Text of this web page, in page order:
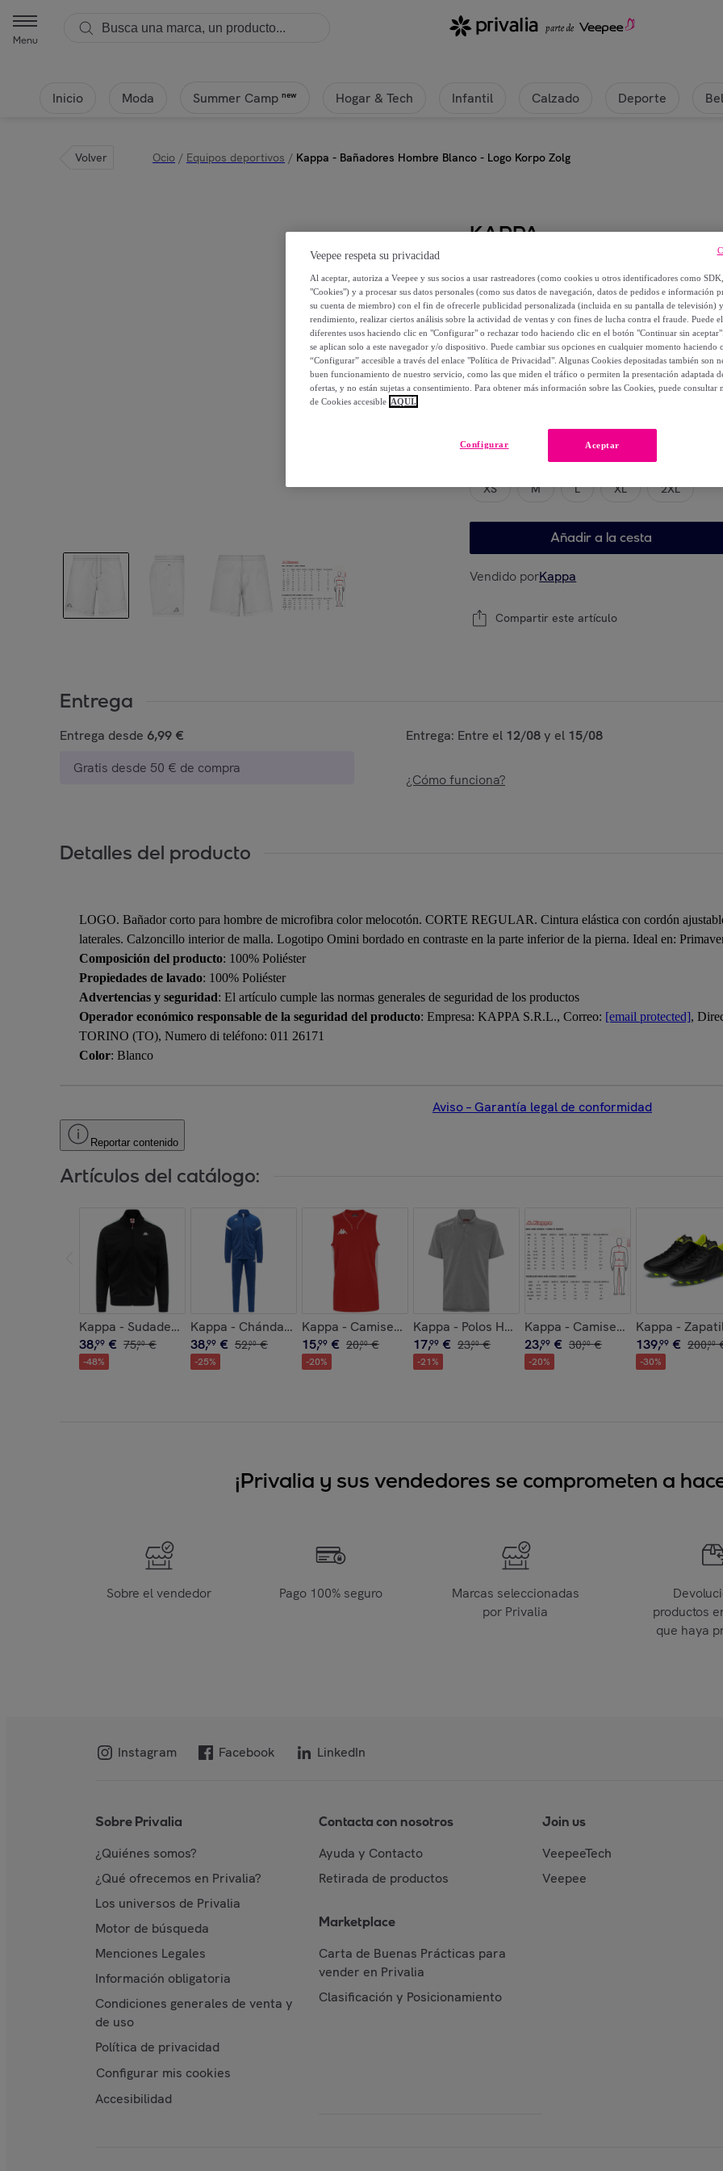
Menu
Inicio Moda Summer Camp new Hogar & Tech Infantil Calzado Deporte
Volver Ocio / Equipos deportivos / Kappa - Bañadores Hombre Blanco - Logo Korpo Zolg
KAPPA
Kappa - Bañadores Hombre
19,99 €
25,00 €
%
Elige tu modelo
XS M L XL 2XL
Añadir a la cesta
Vendido porKappa
Compartir este artículo
Entrega
Entrega desde 6,99 €
Gratis desde 50 € de compra
Entrega: Entre el 12/08y el 15/08
¿Cómo funciona?
Detalles del producto
LOGO. Bañador corto para hombre de microfibra color melocotón. CORTE REGULAR. Cintura elástica con cordón
laterales. Calzoncillo interior de malla. Logotipo Omini bordado en contraste en la parte inferior de la pierna. Ideal en:
Composición del producto: 100% Poliéster
Propiedades de lavado: 100% Poliéster
Advertencias y seguridad: El artículo cumple las normas generales de seguridad de los productos
Operador económico responsable de la seguridad del producto: Empresa: KAPPA S.R.L., Correo: [email protected],
TORINO (TO), Numero di teléfono: 011 26171
Color: Blanco
Aviso – Garantía legal de conformidad
Reportar contenido
Artículos del catálogo:
Kappa - Sudaderas Hombre Negro - 222 BANDA ANNISTONI SLIM
38,99 € 75,00 €
-48%
Kappa - Chándales deportivos Niño Azul - Kappa4Football Dalcito
38,99 € 52,00 €
-25%
Kappa - Camisetas de juego Hombre Rojo - Kappa4Basket Cairo
15,99 € 20,00 €
-20%
Kappa - Polos Hombre Gris - Kappa4Training Polo
17,99 € 23,00 €
-21%
Kappa - Camisetas de juego
23,99 € 30,00 €
-20%
Kappa -
139,99 € 200,00
-30%
¡Privalia y sus vendedores se comprometen a
Sobre el vendedor Pago 100% seguro
Marcas seleccionadas
por Privalia
productos
que haya
Instagram Facebook LinkedIn
Sobre Privalia
¿Quiénes somos?
¿Qué ofrecemos en Privalia?
Los universos de Privalia
Motor de búsqueda
Menciones Legales
Información obligatoria
Condiciones generales de venta y
de uso
Política de privacidad
Configurar mis cookies
Accesibilidad
Contacta con nosotros
Ayuda y Contacto
Retirada de productos
Marketplace
Carta de Buenas Prácticas para
vender en Privalia
Clasificación y Posicionamiento
Join us
VeepeeTech
Veepee
Veepee respeta su privacidad
Al aceptar, autoriza a Veepee y sus socios a usar rastreadores (como cookies u otros identificadores como
"Cookies") y a procesar sus datos personales (como sus datos de navegación, datos de pedidos e información
su cuenta de miembro) con el fin de ofrecerle publicidad personalizada (incluida en su pantalla de televisión)
rendimiento, realizar ciertos análisis sobre la actividad de ventas y con fines de lucha contra el fraude. Puede
diferentes usos haciendo clic en "Configurar" o rechazar todo haciendo clic en el botón "Continuar sin
se aplican solo a este navegador y/o dispositivo. Puede cambiar sus opciones en cualquier momento haciendo
“Configurar” accesible a través del enlace "Política de Privacidad". Algunas Cookies depositadas también son
buen funcionamiento de nuestro servicio, como las que miden el tráfico o permiten la presentación adaptada
ofertas, y no están sujetas a consentimiento. Para obtener más información sobre las Cookies, puede consultar
de Cookies accesible AQUÍ.
Aceptar
Configurar